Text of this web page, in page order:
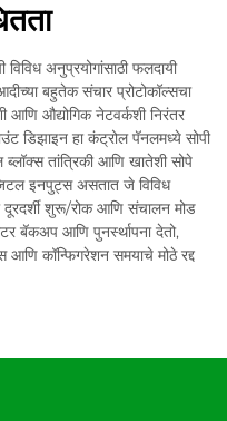
अनुप्रयोगांसाठी फलदायी
बहुतेक संचार प्रोटोकॉल्सचा
आणि औद्योगिक नेटवर्कशी निरंतर
डिझाइन हा कंट्रोल पॅनलमध्ये सोपी
ब्लॉक्स तांत्रिकी आणि खातेशी सोपे
इनपुट्स असतात जे विविध
शुरू/रोक आणि संचालन मोड
बॅकअप आणि पुनर्स्थापना देतो,
कॉन्फिगरेशन समयाचे मोठे रद्द